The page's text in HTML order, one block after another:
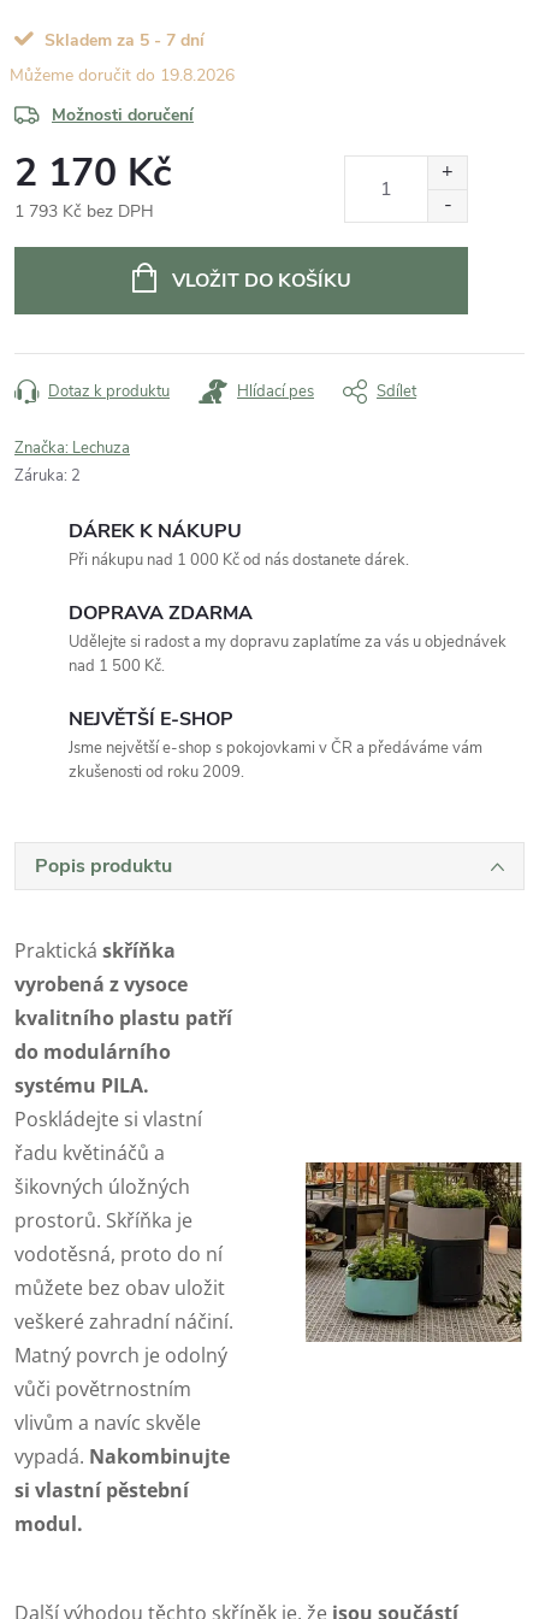
Skladem za 5 - 7 dní
19.8.2026
Možnosti doručení
2 170 Kč
1 793 Kč bez DPH
VLOŽIT DO KOŠÍKU
Dotaz k produktu Hlídací pes Sdílet
Značka: Lechuza
Záruka: 2
DÁREK K NÁKUPU
Při nákupu nad 1 000 Kč od nás dostanete dárek.
DOPRAVA ZDARMA
Udělejte si radost a my dopravu zaplatíme za vás u objednávek
nad 1 500 Kč.
NEJVĚTŠÍ E-SHOP
Jsme největší e-shop s pokojovkami v ČR a předáváme vám
zkušenosti od roku 2009.
Popis produktu
Praktická skříňka
vyrobená z vysoce
kvalitního plastu patří
do modulárního
systému PILA.
Poskládejte si vlastní
řadu květináčů a
šikovných úložných
prostorů. Skříňka je
vodotěsná, proto do ní
můžete bez obav uložit
veškeré zahradní náčiní.
Matný povrch je odolný
vůči povětrnostním
vlivům a navíc skvěle
vypadá. Nakombinujte
si vlastní pěstební
modul.
Další výhodou těchto skříněk je, že jsou součástí